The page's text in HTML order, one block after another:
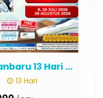
13 Hari ...
13 Hari